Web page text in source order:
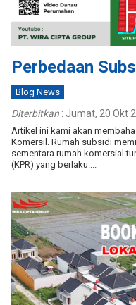
Perbedaan
Blog News
Diterbitkan : Jumat, 20 Okt
Artikel ini kami akan
Komersil. Rumah subsidi
sementara rumah komersial
(KPR) yang berlaku....